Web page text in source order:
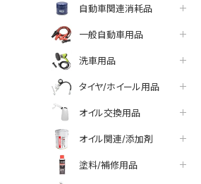
自動車関連消耗品
一般自動車用品
洗車用品
タイヤ/ホイール用品
オイル交換用品
オイル関連/添加剤
塗料/補修用品